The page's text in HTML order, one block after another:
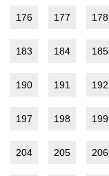
176 177 178
183 184 185
190 191 192
197 198 199
204 205 206